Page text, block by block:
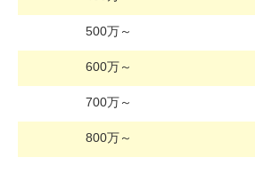
500万～
600万～
700万～
800万～